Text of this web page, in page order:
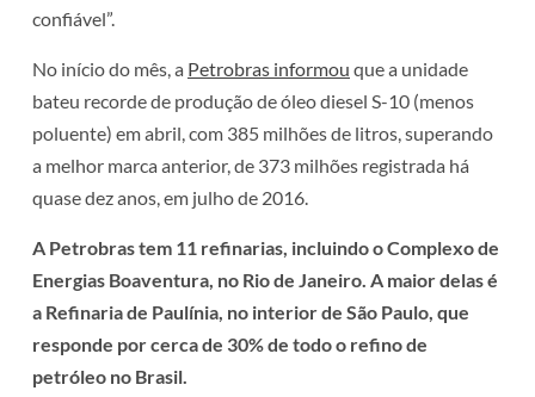
confiável”.
No início do mês, a Petrobras informou que a unidade
bateu recorde de produção de óleo diesel S-10 (menos
poluente) em abril, com 385 milhões de litros, superando
a melhor marca anterior, de 373 milhões registrada há
quase dez anos, em julho de 2016.
A Petrobras tem 11 refinarias, incluindo o Complexo de
Energias Boaventura, no Rio de Janeiro. A maior delas é
a Refinaria de Paulínia, no interior de São Paulo, que
responde por cerca de 30% de todo o refino de
petróleo no Brasil.